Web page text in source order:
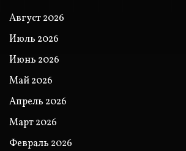
Август 2026
Июль 2026
Июнь 2026
Май 2026
Апрель 2026
Март 2026
Февраль 2026